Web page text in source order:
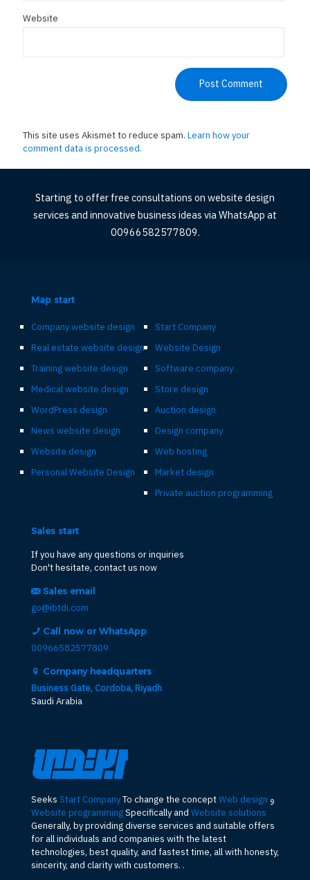
Website
This site uses Akismet to reduce spam. Learn how your
comment data is processed.
Starting to offer free consultations on website design
services and innovative business ideas via WhatsApp at
00966582577809.
Map start
Start Company
Website Design
Software company
Store design
Auction design
Design company
Web hosting
Market design
Private auction programming
Company website design
Real estate website design
Training website design
Medical website design
WordPress design
News website design
Website design
Personal Website Design
Sales start
If you have any questions or inquiries
Don't hesitate, contact us now
Sales email
go@ibtdi.com
Call now or WhatsApp
00966582577809
Company headquarters
Business Gate, Cordoba, Riyadh
Saudi Arabia
Seeks Start CompanyTo change the conceptWeb design و
Website programmingSpecifically and Website solutions
Generally, by providing diverse services and suitable offers
for all individuals and companies with the latest
technologies, best quality, and fastest time, all with honesty,
sincerity, and clarity with customers. .